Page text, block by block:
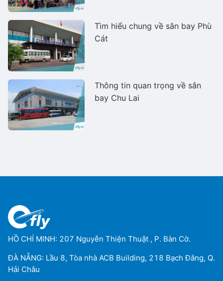
Tìm hiểu chung về sân bay Phù
Cát
Thông tin quan trọng về sân
bay Chu Lai
HỒ CHÍ MINH: 207 Nguyễn Thiện Thuật , P. Bàn Cờ.
ĐÀ NẴNG: Lầu 8, Tòa nhà ACB Building, 218 Bạch Đằng, Q.
Hải Châu